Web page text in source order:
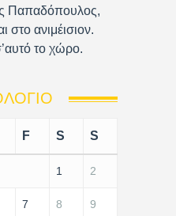
Παπαδόπουλος,
στο ανιμέισιον.
το χώρο.
F S S
1 2
7 8 9